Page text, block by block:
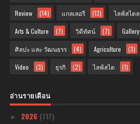
Review (14) แกลเลอรี (13) ไลฟ์สไตล
Arts & Culture (7) วิดีทัศน์ (7) Gallery
ศิลปะ และ วัฒนธรร (4) Agriculture (3)
Video (3) ธุรกิ (2) ไลฟ์สไต (1)
อ่านรายเดือน
► 2026 (717)